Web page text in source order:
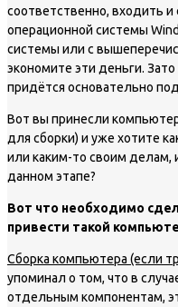
соответственно, входить
операционной системы
системы или с
экономите эти деньги.
придётся основательно
Вот вы принесли
для сборки) и уже хотите
или каким-то своим делам,
данном этапе?
Вот что необходимо
привести такой
Сборка компьютера (если
упоминал о том, что в
отдельным компонентам,